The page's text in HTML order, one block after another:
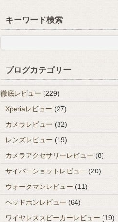
キーワード検索
ブログカテゴリー
徹底レビュー (229)
Xperiaレビュー(27)
カメラレビュー (32)
レンズレビュー (19)
カメラアクセサリーレビュー (8)
サイバーショットレビュー (20)
ウォークマンレビュー (11)
ヘッドホンレビュー (64)
ワイヤレススピーカーレビュー (19)